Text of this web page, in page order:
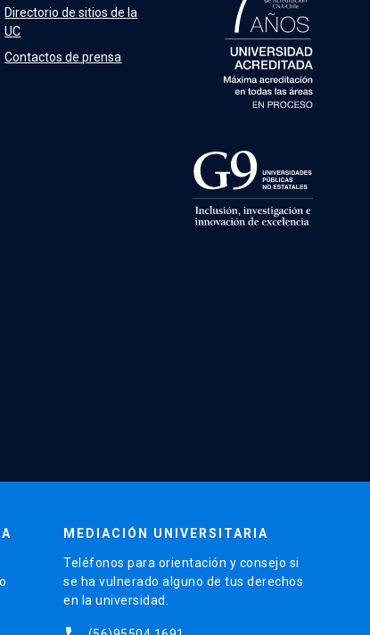
Directorio de sitios de la
UC
Contactos de prensa
MEDIACIÓN UNIVERSITARIA
Teléfonos para orientación y consejo si
se ha vulnerado alguno de tus derechos
en la universidad.